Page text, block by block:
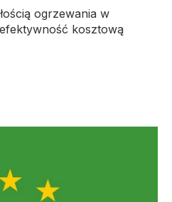
ogrzewania w
kosztową